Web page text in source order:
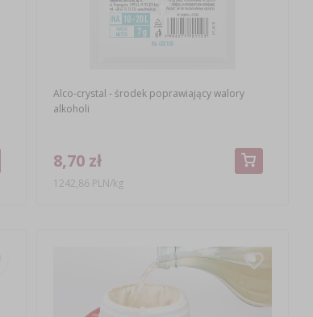
Alco-crystal - środek poprawiający walory
alkoholi
8,70 zł
1242,86 PLN/kg